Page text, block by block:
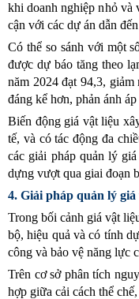
khi doanh nghiệp nhỏ và
cận với các dự án dẫn
Có thể so sánh với một
được dự báo tăng theo
năm 2024 đạt 94,3,
đáng kể hơn, phản ánh
Biến động giá vật liệu
tế, và có tác động đa
các giải pháp quản lý
dựng vượt qua giai đoạn
4. Giải pháp quản lý
Trong bối cảnh giá vật
bộ, hiệu quả và có tính
công và bảo vệ năng lực
Trên cơ sở phân tích
hợp giữa cải cách thể